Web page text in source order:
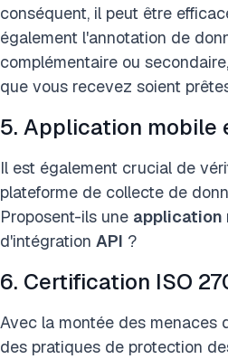
conséquent, il peut être
également l'annotation de
complémentaire ou
que vous recevez soient
5. Application mobile
Il est également crucial de
plateforme de collecte de
Proposent-ils une application
d'intégration API ?
6. Certification ISO
Avec la montée des menaces
des pratiques de protection